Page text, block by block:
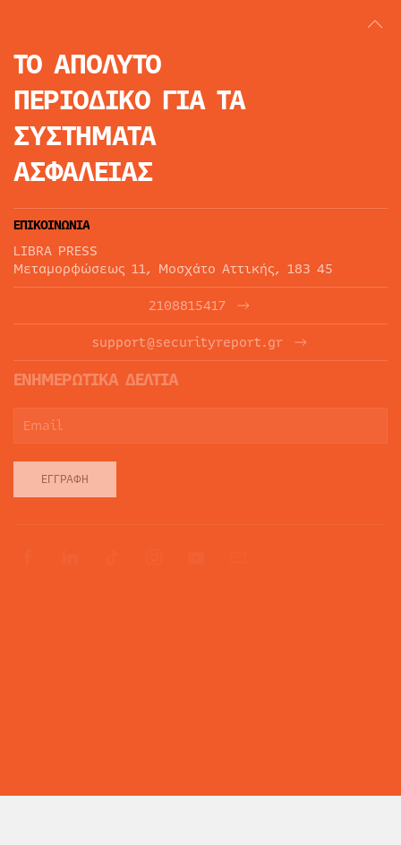
ΤΟ ΑΠΟΛΥΤΟ
ΠΕΡΙΟΔΙΚΟ ΓΙΑ ΤΑ
ΣΥΣΤΗΜΑΤΑ
ΑΣΦΑΛΕΙΑΣ
ΕΠΙΚΟΙΝΩΝΙΑ
LIBRA PRESS
Μεταμορφώσεως 11, Μοσχάτο Αττικής, 183 45
2108815417
support@securityreport.gr
ΕΝΗΜΕΡΩΤΙΚΑ ΔΕΛΤΙΑ
ΕΓΓΡΑΦΉ